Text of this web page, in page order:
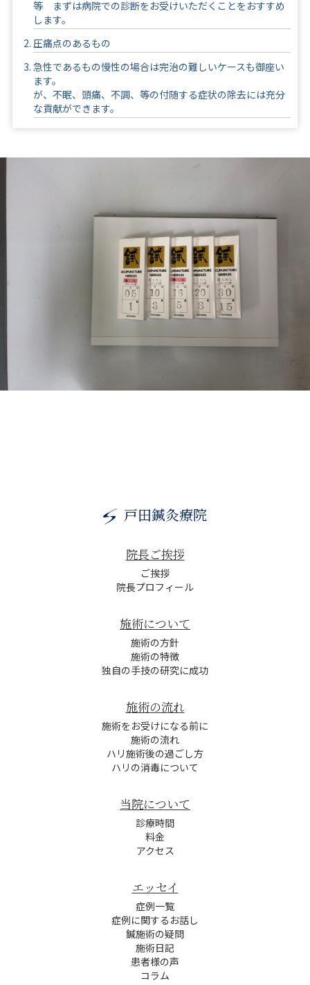
等 まずは病院での診断をお受けいただくことをおすすめ
します。
圧痛点のあるもの
急性であるもの慢性の場合は完治の難しいケースも御座い
ます。
が、不眠、頭痛、不調、等の付随する症状の除去には充分
な貢献ができます。
戸田鍼灸療院
院長ご挨拶
ご挨拶
院長プロフィール
施術について
施術の方針
施術の特徴
独自の手技の研究に成功
施術の流れ
施術をお受けになる前に
施術の流れ
ハリ施術後の過ごし方
ハリの消毒について
当院について
診療時間
料金
アクセス
エッセイ
症例一覧
症例に関するお話し
鍼施術の疑問
施術日記
患者様の声
コラム